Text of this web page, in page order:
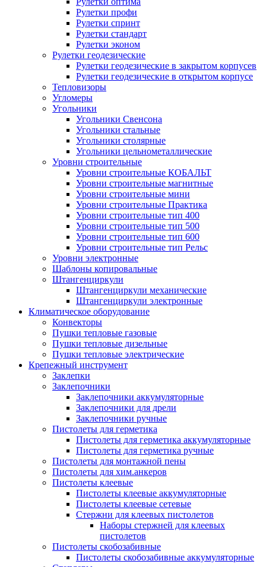
Рулетки профи
Рулетки спринт
Рулетки стандарт
Рулетки эконом
Рулетки геодезические
Рулетки геодезические в закрытом корпусев
Рулетки геодезические в открытом корпусе
Тепловизоры
Угломеры
Угольники
Угольники Свенсона
Угольники стальные
Угольники столярные
Угольники цельнометаллические
Уровни строительные
Уровни строительные КОБАЛЬТ
Уровни строительные магнитные
Уровни строительные мини
Уровни строительные Практика
Уровни строительные тип 400
Уровни строительные тип 500
Уровни строительные тип 600
Уровни строительные тип Рельс
Уровни электронные
Шаблоны копировальные
Штангенциркули
Штангенциркули механические
Штангенциркули электронные
Климатическое оборудование
Конвекторы
Пушки тепловые газовые
Пушки тепловые дизельные
Пушки тепловые электрические
Крепежный инструмент
Заклепки
Заклепочники
Заклепочники аккумуляторные
Заклепочники для дрели
Заклепочники ручные
Пистолеты для герметика
Пистолеты для герметика аккумуляторные
Пистолеты для герметика ручные
Пистолеты для монтажной пены
Пистолеты для хим.анкеров
Пистолеты клеевые
Пистолеты клеевые аккумуляторные
Пистолеты клеевые сетевые
Стержни для клеевых пистолетов
Наборы стержней для клеевых
пистолетов
Пистолеты скобозабивные
Пистолеты скобозабивные аккумуляторные